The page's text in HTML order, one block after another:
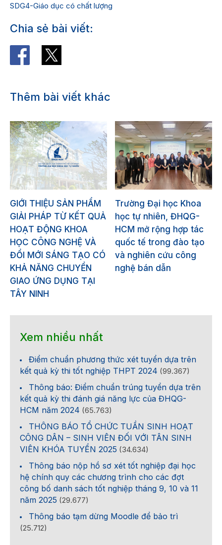
SDG4-Giáo dục có chất lượng
Chia sẻ bài viết:
Thêm bài viết khác
GIỚI THIỆU SẢN PHẨM
GIẢI PHÁP TỪ KẾT QUẢ
HOẠT ĐỘNG KHOA
HỌC CÔNG NGHỆ VÀ
ĐỔI MỚI SÁNG TẠO CÓ
KHẢ NĂNG CHUYỂN
GIAO ỨNG DỤNG TẠI
TÂY NINH
Trường Đại học Khoa
học tự nhiên, ĐHQG-
HCM mở rộng hợp tác
quốc tế trong đào tạo
và nghiên cứu công
nghệ bán dẫn
Xem nhiều nhất
Điểm chuẩn phương thức xét tuyển dựa trên
kết quả kỳ thi tốt nghiệp THPT 2024 (99.367)
Thông báo: Điểm chuẩn trúng tuyển dựa trên
kết quả kỳ thi đánh giá năng lực của ĐHQG-
HCM năm 2024 (65.763)
THÔNG BÁO TỔ CHỨC TUẦN SINH HOẠT
CÔNG DÂN – SINH VIÊN ĐỐI VỚI TÂN SINH
VIÊN KHÓA TUYỂN 2025 (34.634)
Thông báo nộp hồ sơ xét tốt nghiệp đại học
hệ chính quy các chương trình cho các đợt
công bố danh sách tốt nghiệp tháng 9, 10 và 11
năm 2025 (29.677)
Thông báo tạm dừng Moodle để bảo trì
(25.712)